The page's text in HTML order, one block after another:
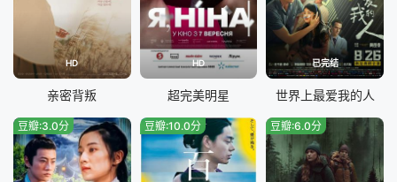
HD
亲密背叛
HD
超完美明星
已完结
世界上最爱我的人
豆瓣:3.0分 豆瓣:10.0分 豆瓣:6.0分